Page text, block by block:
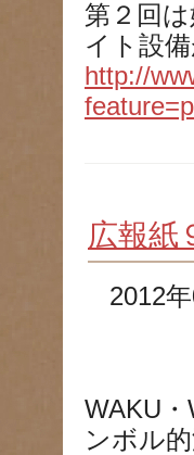
第２回
イト設
http://
広報紙
2012
WAKU
ンボル